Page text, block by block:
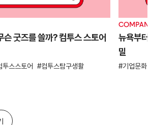
굿즈를 쓸까? 컴투스 스토어
투스스토어 컴투스탐구생활
뉴욕부
밀
기업문화